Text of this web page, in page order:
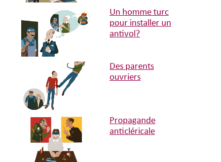
Un homme turc
pour installer un
antivol?
Des parents
ouvriers
Propagande
anticléricale